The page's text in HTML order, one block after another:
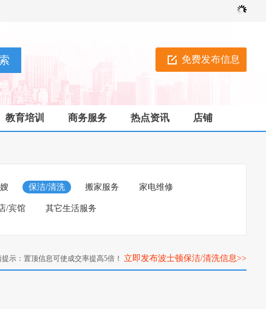
免费发布信息
教育培训 商务服务 热点资讯 店铺
保洁/清洗 搬家服务 家电维修
/宾馆 其它生活服务
提示：置顶信息可使成交率提高5倍！ 立即发布波士顿保洁/清洗信息>>